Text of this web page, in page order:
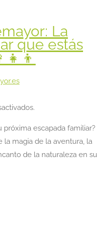
La
que estás
próxima escapada familiar?
magia de la aventura, la
de la naturaleza en su